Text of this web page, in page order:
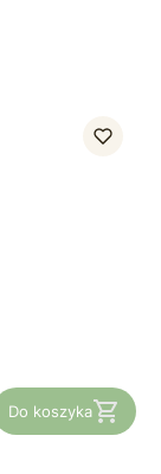
Do koszyka